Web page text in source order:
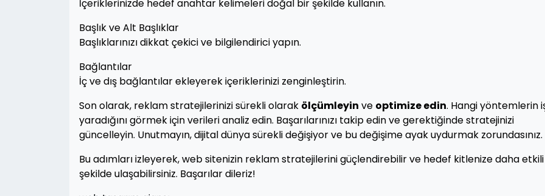
İçeriklerinizde hedef anahtar kelimeleri doğal bir şekilde kullanın.
Başlık ve Alt Başlıklar
Başlıklarınızı dikkat çekici ve bilgilendirici yapın.
Bağlantılar
İç ve dış bağlantılar ekleyerek içeriklerinizi zenginleştirin.
Son olarak, reklam stratejilerinizi sürekli olarak ölçümleyin ve optimize edin. Hangi yöntemlerin
yaradığını görmek için verileri analiz edin. Başarılarınızı takip edin ve gerektiğinde stratejinizi
güncelleyin. Unutmayın, dijital dünya sürekli değişiyor ve bu değişime ayak uydurmak zorundasınız.
Bu adımları izleyerek, web sitenizin reklam stratejilerini güçlendirebilir ve hedef kitlenize daha
şekilde ulaşabilirsiniz. Başarılar dileriz!